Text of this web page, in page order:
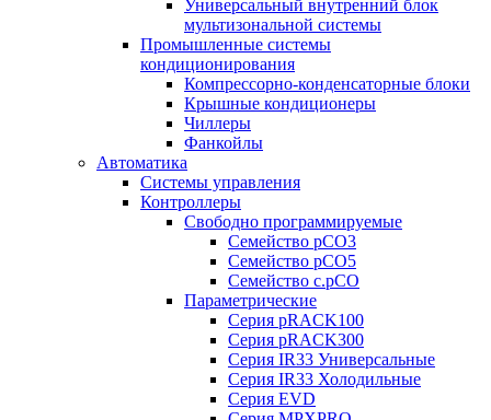
Универсальный внутренний блок
мультизональной системы
Промышленные системы
кондиционирования
Компрессорно-конденсаторные блоки
Крышные кондиционеры
Чиллеры
Фанкойлы
Автоматика
Системы управления
Контроллеры
Свободно программируемые
Семейство pCO3
Семейство pCO5
Семейство c.pCO
Параметрические
Серия pRACK100
Серия pRACK300
Серия IR33 Универсальные
Серия IR33 Холодильные
Серия EVD